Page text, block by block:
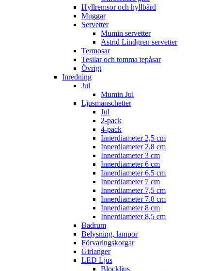
Hyllremsor och hyllbård
Muggar
Servetter
Mumin servetter
Astrid Lindgren servetter
Termosar
Tesilar och tomma tepåsar
Övrigt
Inredning
Jul
Mumin Jul
Ljusmanschetter
Jul
2-pack
4-pack
Innerdiameter 2,5 cm
Innerdiameter 2,8 cm
Innerdiameter 3 cm
Innerdiameter 6 cm
Innerdiameter 6.5 cm
Innerdiameter 7 cm
Innerdiameter 7,5 cm
Innerdiameter 7.8 cm
Innerdiameter 8 cm
Innerdiameter 8,5 cm
Badrum
Belysning, lampor
Förvaringskorgar
Girlanger
LED Ljus
Blockljus